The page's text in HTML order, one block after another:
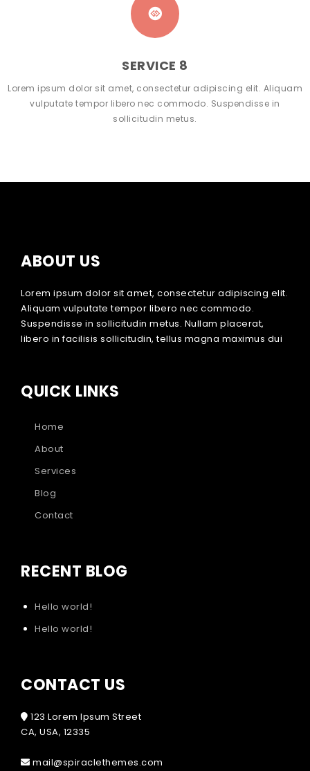
SERVICE 8
Lorem ipsum dolor sit amet, consectetur adipiscing elit. Aliquam
vulputate tempor libero nec commodo. Suspendisse in
sollicitudin metus.
ABOUT US
Lorem ipsum dolor sit amet, consectetur adipiscing elit.
Aliquam vulputate tempor libero nec commodo.
Suspendisse in sollicitudin metus. Nullam placerat,
libero in facilisis sollicitudin, tellus magna maximus dui
QUICK LINKS
Home
About
Services
Blog
Contact
RECENT BLOG
Hello world!
Hello world!
CONTACT US
123 Lorem Ipsum Street
CA, USA, 12335
mail@spiraclethemes.com